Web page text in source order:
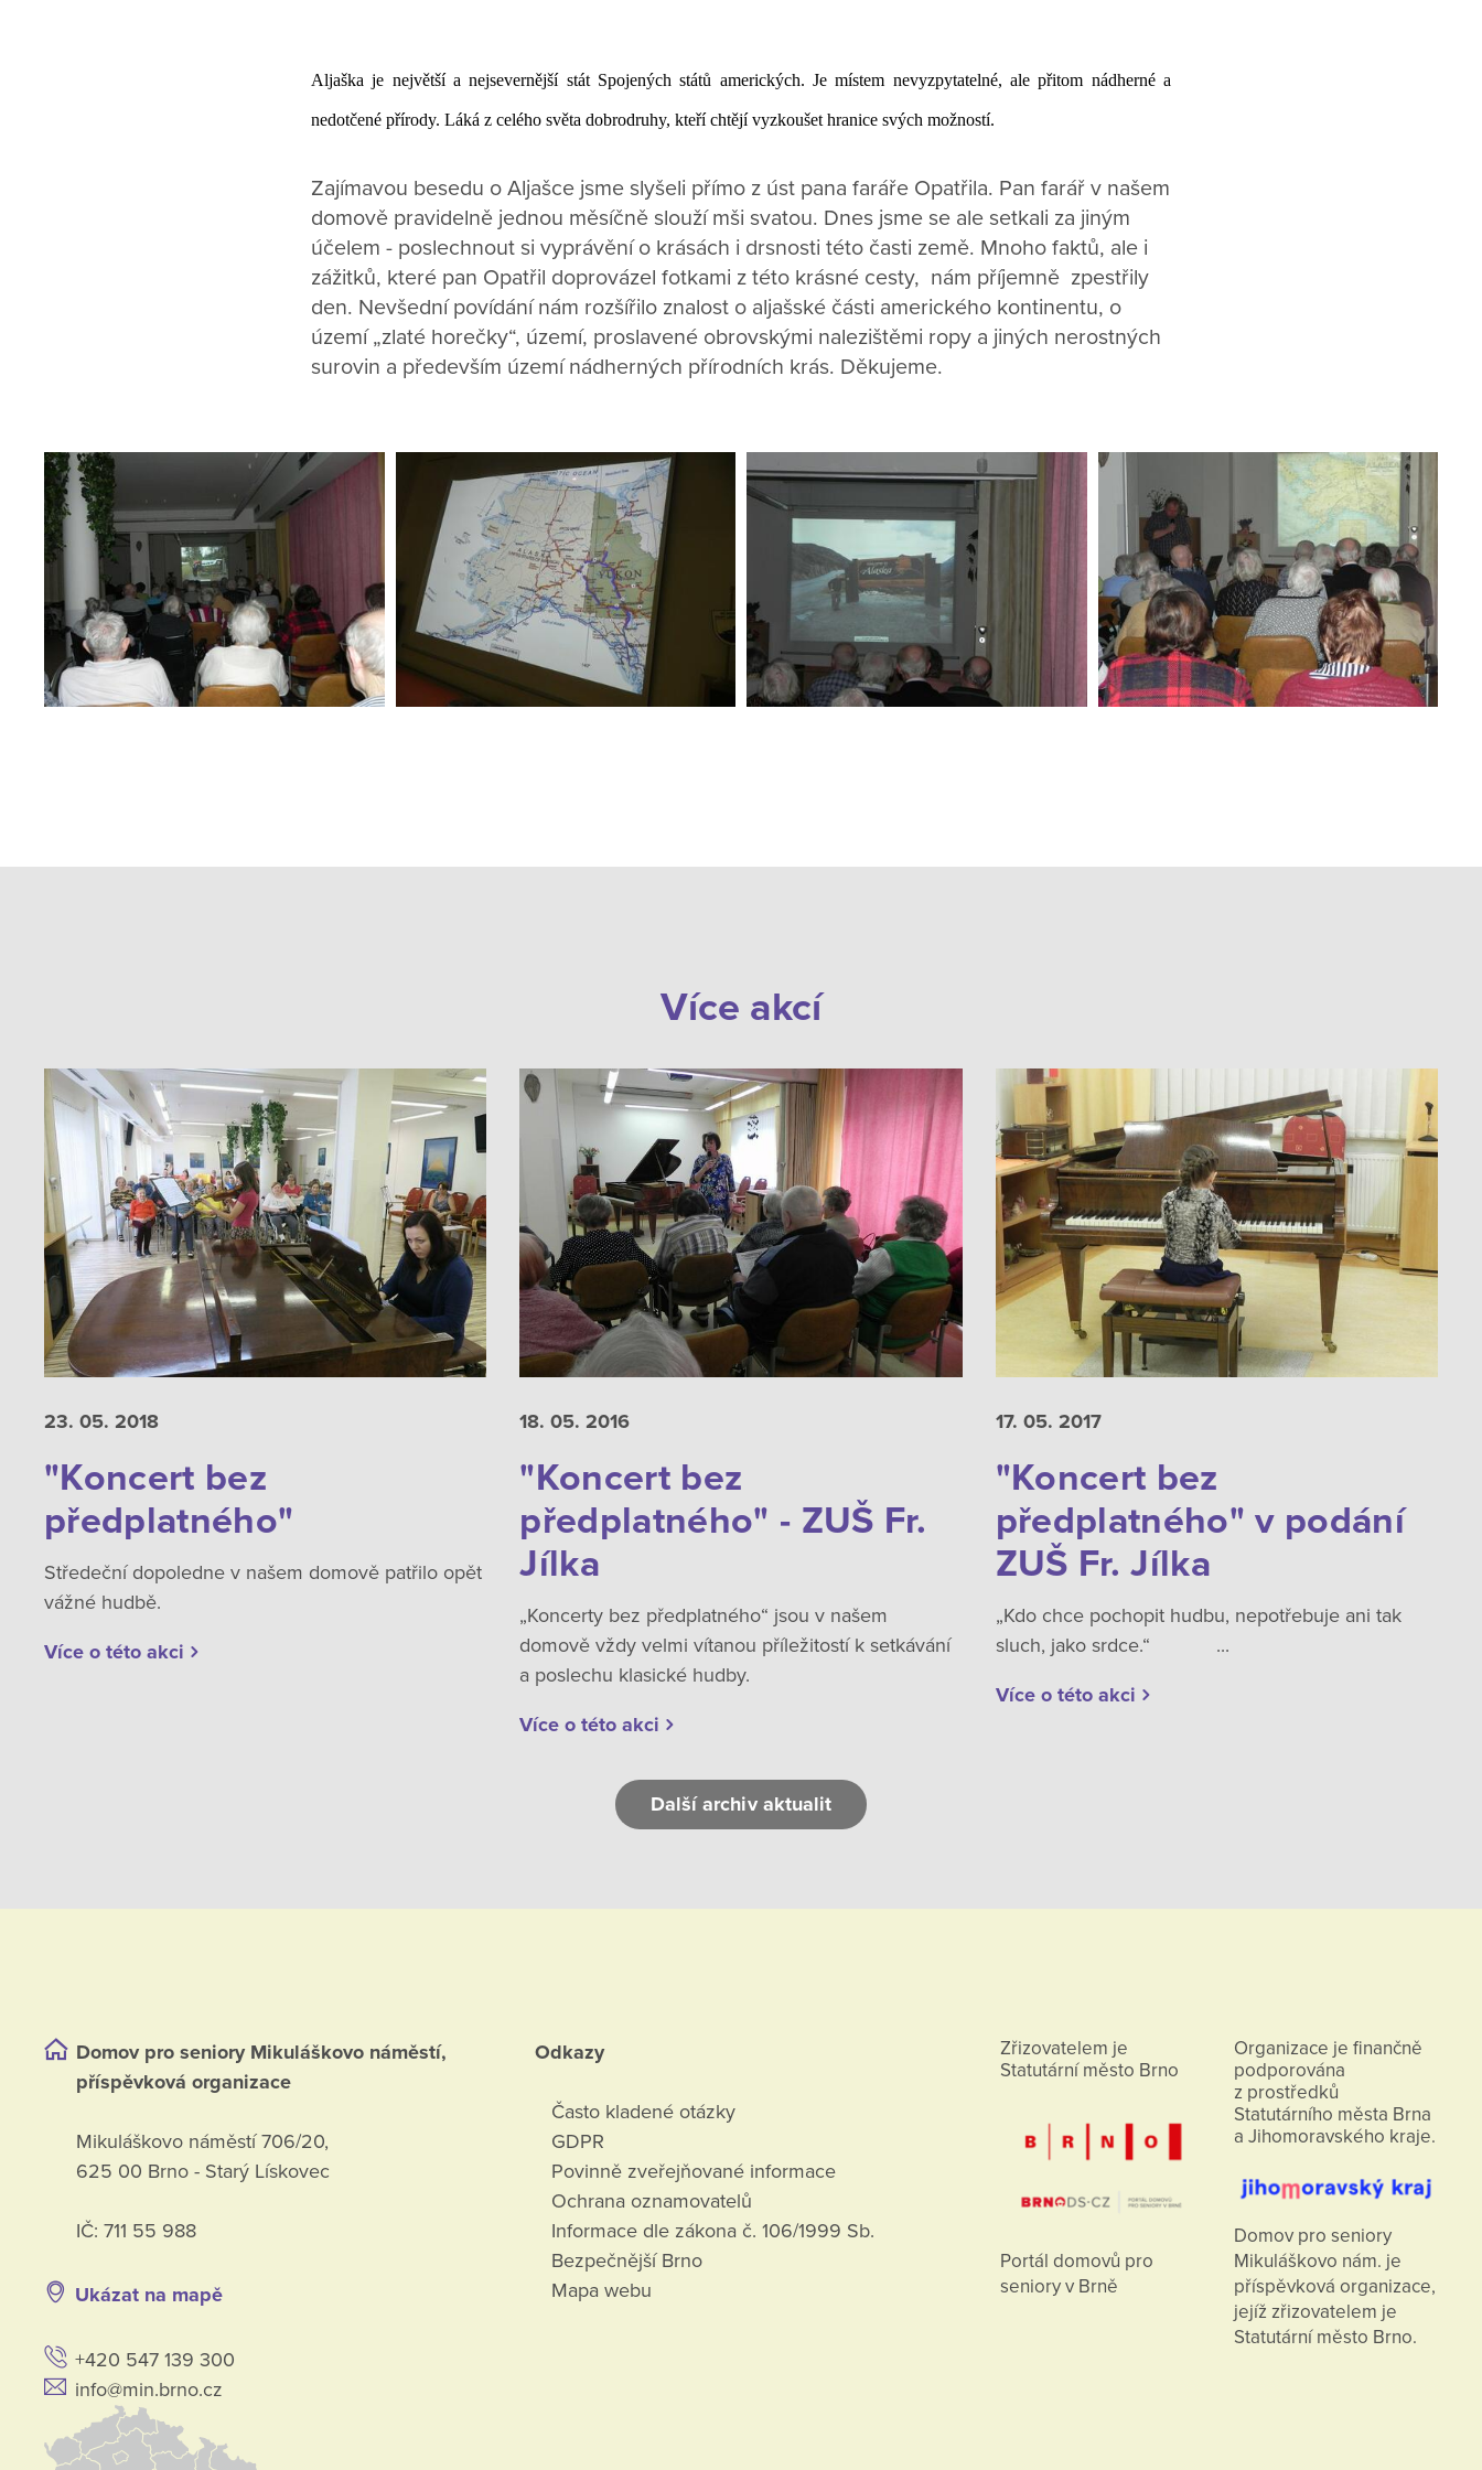
Aljaška je největší a nejsevernější stát Spojených států amerických. Je místem nevyzpytatelné, ale přitom nádherné a
nedotčené přírody. Láká z celého světa dobrodruhy, kteří chtějí vyzkoušet hranice svých možností.
Zajímavou besedu o Aljašce jsme slyšeli přímo z úst pana faráře Opatřila. Pan farář v našem
domově pravidelně jednou měsíčně slouží mši svatou. Dnes jsme se ale setkali za jiným
účelem - poslechnout si vyprávění o krásách i drsnosti této časti země. Mnoho faktů, ale i
zážitků, které pan Opatřil doprovázel fotkami z této krásné cesty, nám příjemně zpestřily
den. Nevšední povídání nám rozšířilo znalost o aljašské části amerického kontinentu, o
území „zlaté horečky“, území, proslavené obrovskými nalezištěmi ropy a jiných nerostných
surovin a především území nádherných přírodních krás. Děkujeme.
Více akcí
23. 05. 2018
"Koncert bez
předplatného"
Středeční dopoledne v našem domově patřilo opět
vážné hudbě.
Více o této akci
18. 05. 2016
"Koncert bez
předplatného" - ZUŠ Fr.
Jílka
„Koncerty bez předplatného“ jsou v našem
domově vždy velmi vítanou příležitostí k setkávání
a poslechu klasické hudby.
Více o této akci
17. 05. 2017
"Koncert bez
předplatného" v podání
ZUŠ Fr. Jílka
„Kdo chce pochopit hudbu, nepotřebuje ani tak
sluch, jako srdce.“ ...
Více o této akci
Další archiv aktualit
Domov pro seniory Mikuláškovo náměstí,
příspěvková organizace
Mikuláškovo náměstí 706/20,
625 00 Brno - Starý Lískovec
IČ: 711 55 988
Ukázat na mapě
+420 547 139 300
info@min.brno.cz
Odkazy
Často kladené otázky
GDPR
Povinně zveřejňované informace
Ochrana oznamovatelů
Informace dle zákona č. 106/1999 Sb.
Bezpečnější Brno
Mapa webu
Zřizovatelem je
Statutární město Brno
Portál domovů pro
seniory v Brně
Organizace je finančně
podporována
z prostředků
Statutárního města Brna
a Jihomoravského kraje.
Domov pro seniory
Mikuláškovo nám. je
příspěvková organizace,
jejíž zřizovatelem je
Statutární město Brno.